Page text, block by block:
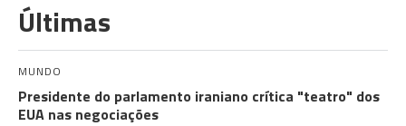
Últimas
MUNDO
Presidente do parlamento iraniano crítica "teatro" dos
EUA nas negociações